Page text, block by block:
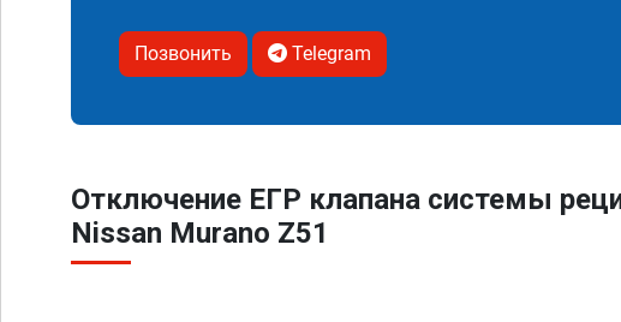
Позвонить Telegram
Отключение ЕГР клапана системы
Nissan Murano Z51